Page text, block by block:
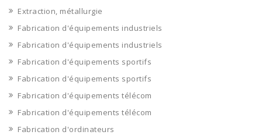
Extraction, métallurgie
Fabrication d'équipements industriels
Fabrication d'équipements industriels
Fabrication d'équipements sportifs
Fabrication d'équipements sportifs
Fabrication d'équipements télécom
Fabrication d'équipements télécom
Fabrication d'ordinateurs